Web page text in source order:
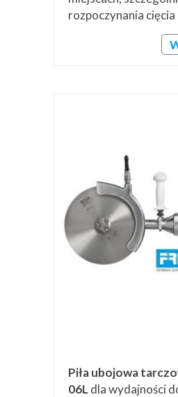
rozpoczynania
Piła ubojowa
06L dla wydajności